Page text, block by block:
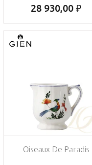
28 930,00 ₽
Oiseaux De Paradis